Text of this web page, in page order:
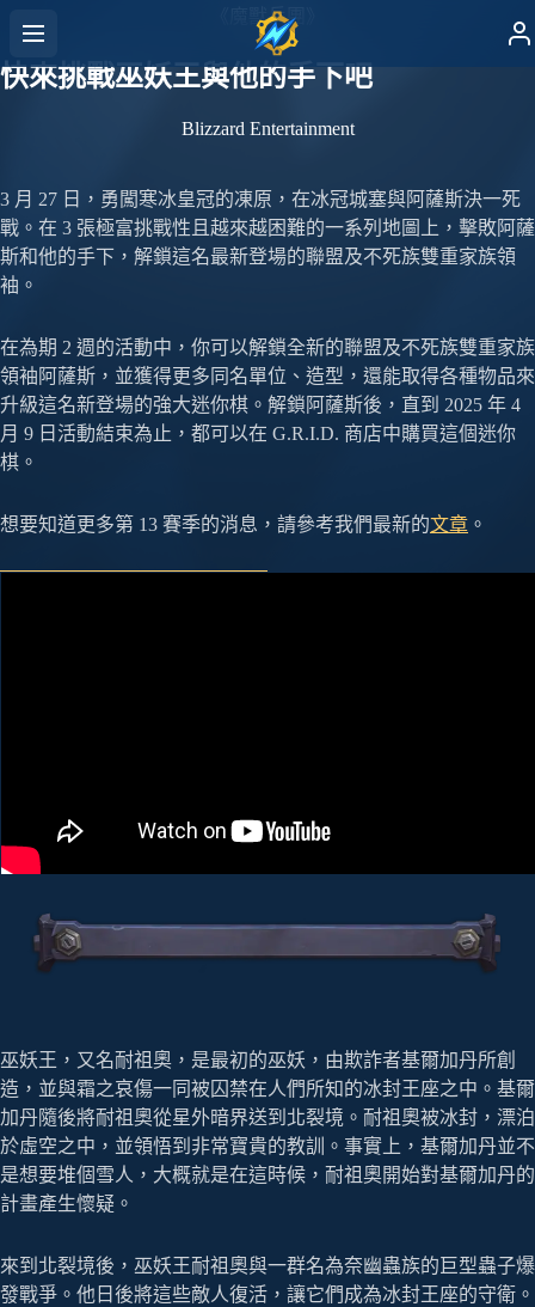
《魔獸兵團》
快來挑戰巫妖王與他的手下吧
Blizzard Entertainment
3 月 27 日，勇闖寒冰皇冠的凍原，在冰冠城塞與阿薩斯決一死
戰。在 3 張極富挑戰性且越來越困難的一系列地圖上，擊敗阿薩
斯和他的手下，解鎖這名最新登場的聯盟及不死族雙重家族領
袖。
在為期 2 週的活動中，你可以解鎖全新的聯盟及不死族雙重家族
領袖阿薩斯，並獲得更多同名單位、造型，還能取得各種物品來
升級這名新登場的強大迷你棋。解鎖阿薩斯後，直到 2025 年 4
月 9 日活動結束為止，都可以在 G.R.I.D. 商店中購買這個迷你
棋。
想要知道更多第 13 賽季的消息，請參考我們最新的文章 。
巫妖王，又名耐祖奧，是最初的巫妖，由欺詐者基爾加丹所創
造，並與霜之哀傷一同被囚禁在人們所知的冰封王座之中。基爾
加丹隨後將耐祖奧從星外暗界送到北裂境。耐祖奧被冰封，漂泊
於虛空之中，並領悟到非常寶貴的教訓。事實上，基爾加丹並不
是想要堆個雪人，大概就是在這時候，耐祖奧開始對基爾加丹的
計畫產生懷疑。
來到北裂境後，巫妖王耐祖奧與一群名為奈幽蟲族的巨型蟲子爆
發戰爭。他日後將這些敵人復活，讓它們成為冰封王座的守衛。